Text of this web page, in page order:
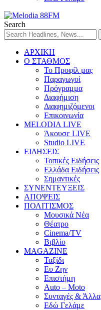
Search
ΑΡΧΙΚΗ
Ο ΣΤΑΘΜΟΣ
Το Προφίλ μας
Παραγωγοί
Πρόγραμμα
Διαφήμιση
Διαφημιζόμενοι
Επικοινωνία
MELODIA LIVE
Άκουσε LIVE
Studio LIVE
ΕΙΔΗΣΕΙΣ
Τοπικές Ειδήσεις
Ελλάδα Ειδήσεις
Σημαντικές
ΣΥΝΕΝΤΕΥΞΕΙΣ
ΑΠΟΨΕΙΣ
ΠΟΛΙΤΙΣΜΟΣ
Μουσικά Νέα
Θέατρο
Cinema/TV
Βιβλίο
MAGAZINE
Ταξίδι
Ευ Ζην
Επιστήμη
Auto – Moto
Συνταγές & Άλλα
Εδώ Γελάμε